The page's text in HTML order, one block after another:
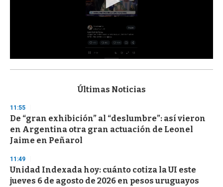
s
d
s
o
f
3
s
e
c
o
Últimas Noticias
11:55
De “gran exhibición” al “deslumbre”: así vieron
en Argentina otra gran actuación de Leonel
Jaime en Peñarol
11:49
Unidad Indexada hoy: cuánto cotiza la UI este
jueves 6 de agosto de 2026 en pesos uruguayos